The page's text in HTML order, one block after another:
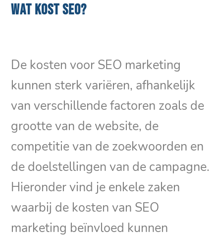
WAT KOST SEO?
De kosten voor SEO marketing
kunnen sterk variëren, afhankelijk
van verschillende factoren zoals de
grootte van de website, de
competitie van de zoekwoorden en
de doelstellingen van de campagne.
Hieronder vind je enkele zaken
waarbij de kosten van SEO
marketing beïnvloed kunnen